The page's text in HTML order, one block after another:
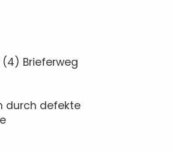
Brieferweg
durch defekte